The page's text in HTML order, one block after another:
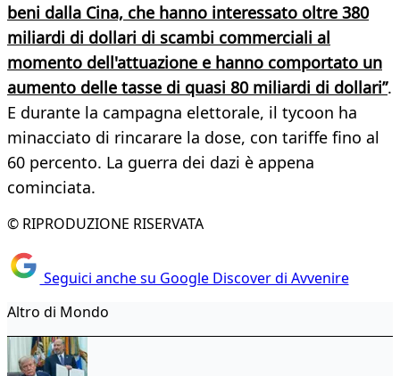
beni dalla Cina, che hanno interessato oltre 380
miliardi di dollari di scambi commerciali al
momento dell'attuazione e hanno comportato un
aumento delle tasse di quasi 80 miliardi di dollari”.
E durante la campagna elettorale, il tycoon ha
minacciato di rincarare la dose, con tariffe fino al
60 percento. La guerra dei dazi è appena
cominciata.
© RIPRODUZIONE RISERVATA
Seguici anche su Google Discover di Avvenire
Altro di Mondo